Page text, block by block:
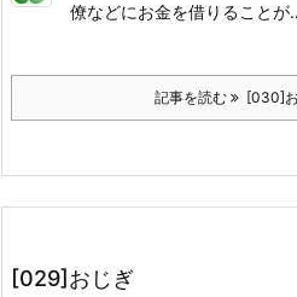
僚などにお金を借りることが
記事を読む [030]
[029]おじぎ